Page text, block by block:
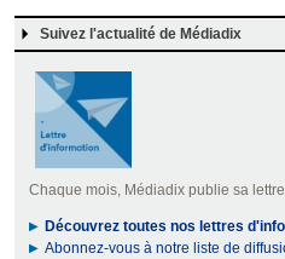
Suivez l'actualité de Médiadix
Chaque mois, Médiadix publie sa
Découvrez toutes nos lettres
Abonnez-vous à notre liste de